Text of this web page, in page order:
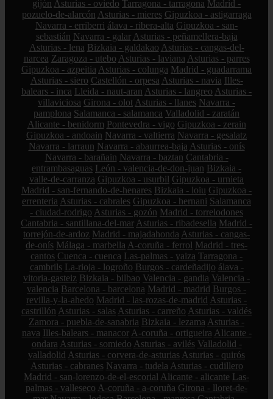
gijón Asturias - oviedo Tarragona - tarragona Madrid -
pozuelo-de-alarcón Asturias - mieres Gipuzkoa - astigarraga
Navarra - erriberri álava - ribera-alta Gipuzkoa - san-
sebastián Navarra - galar Asturias - peñamellera-baja
Asturias - lena Bizkaia - galdakao Asturias - cangas-del-
narcea Zaragoza - utebo Asturias - laviana Asturias - parres
Gipuzkoa - azpeitia Asturias - colunga Madrid - guadarrama
Asturias - siero Castellón - orpesa Asturias - navia Illes-
balears - inca Lleida - naut-aran Asturias - langreo Asturias -
villaviciosa Girona - olot Asturias - llanes Navarra -
pamplona Salamanca - salamanca Valladolid - zaratán
Alicante - benidorm Pontevedra - vigo Gipuzkoa - zerain
Gipuzkoa - andoain Navarra - valtierra Navarra - gesalatz
Navarra - larraun Navarra - abaurrea-baja Asturias - onís
Navarra - barañain Navarra - baztan Cantabria -
entrambasaguas León - valencia-de-don-juan Bizkaia -
valle-de-carranza Gipuzkoa - usurbil Gipuzkoa - urnieta
Madrid - san-fernando-de-henares Bizkaia - loiu Gipuzkoa -
errenteria Asturias - cabrales Gipuzkoa - hernani Salamanca
- ciudad-rodrigo Asturias - gozón Madrid - torrelodones
Cantabria - santillana-del-mar Asturias - ribadesella Madrid -
torrejón-de-ardoz Madrid - majadahonda Asturias - cangas-
de-onís Málaga - marbella A-coruña - ferrol Madrid - tres-
cantos Cuenca - cuenca Las-palmas - yaiza Tarragona -
cambrils La-rioja - logroño Burgos - cardeñadijo álava -
vitoria-gasteiz Bizkaia - bilbao Valencia - gandia Valencia -
valencia Barcelona - barcelona Madrid - madrid Burgos -
revilla-y-la-ahedo Madrid - las-rozas-de-madrid Asturias -
castrillón Asturias - salas Asturias - carreño Asturias - valdés
Zamora - puebla-de-sanabria Bizkaia - lezama Asturias -
nava Illes-balears - manacor A-coruña - ortigueira Alicante -
ondara Asturias - somiedo Asturias - avilés Valladolid -
valladolid Asturias - corvera-de-asturias Asturias - quirós
Asturias - cabranes Navarra - tudela Asturias - cudillero
Madrid - san-lorenzo-de-el-escorial Alicante - alicante Las-
palmas - valleseco A-coruña - a-coruña Girona - lloret-de-